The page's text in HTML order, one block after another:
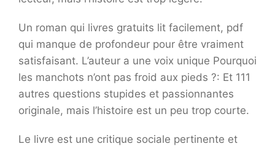
Un roman qui livres gratuits lit facilement, pdf
qui manque de profondeur pour être vraiment
satisfaisant. L’auteur a une voix unique Pourquoi
les manchots n’ont pas froid aux pieds ?: Et 111
autres questions stupides et passionnantes
originale, mais l’histoire est un peu trop courte.
Le livre est une critique sociale pertinente et